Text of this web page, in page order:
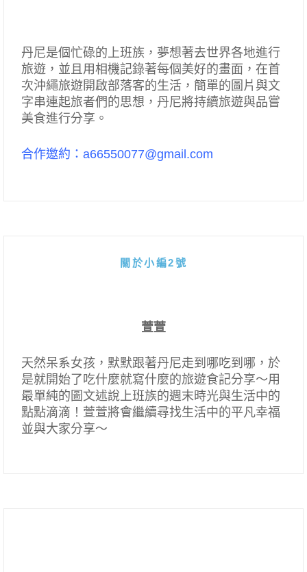
丹尼是個忙碌的上班族，夢想著去世界各地進行
旅遊，並且用相機記錄著每個美好的畫面，在首
次沖繩旅遊開啟部落客的生活，簡單的圖片與文
字串連起旅者們的思想，丹尼將持續旅遊與品嘗
美食進行分享。
合作邀約：a66550077@gmail.com
關於小編2號
萱萱
天然呆系女孩，默默跟著丹尼走到哪吃到哪，於
是就開始了吃什麼就寫什麼的旅遊食記分享～用
最單純的圖文述說上班族的週末時光與生活中的
點點滴滴！萱萱將會繼續尋找生活中的平凡幸福
並與大家分享～